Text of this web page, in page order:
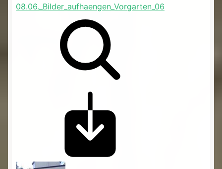
08.06._Bilder_aufhaengen_Vorgarten_06